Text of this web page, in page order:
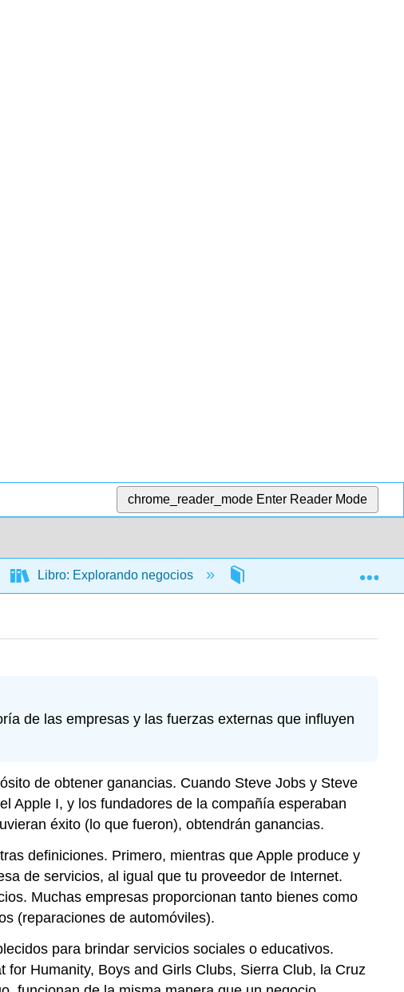
chrome_reader_mode Enter Reader Mode
Libro: Explorando negocios 1: Los fundamentos de
de las empresas y las fuerzas externas que influyen
de obtener ganancias. Cuando Steve Jobs y Steve
Apple I, y los fundadores de la compañía esperaban
éxito (lo que fueron), obtendrán ganancias.
definiciones. Primero, mientras que Apple produce y
de servicios, al igual que tu proveedor de Internet.
Muchas empresas proporcionan tanto bienes como
(reparaciones de automóviles).
para brindar servicios sociales o educativos.
Humanity, Boys and Girls Clubs, Sierra Club, la Cruz